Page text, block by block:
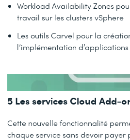
Workload Availability Zones
travail sur les clusters vSphere
Les outils Carvel pour la
l’implémentation
5 Les services Cloud Add-
Cette nouvelle fonctionnalité
chaque service sans devoir payer